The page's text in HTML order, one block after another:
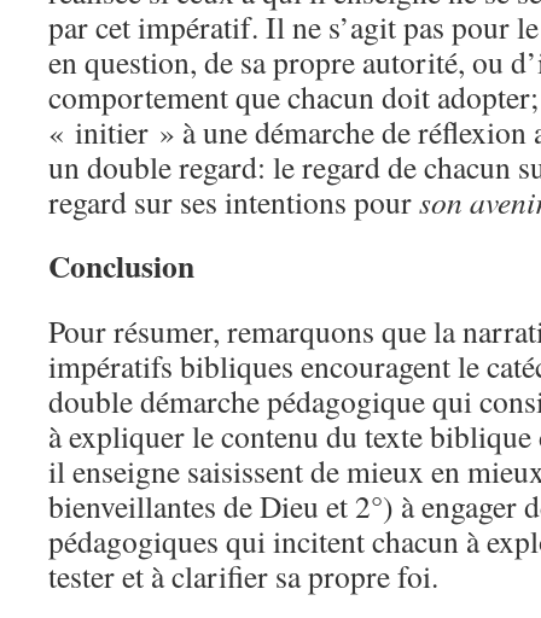
par cet impératif. Il ne s’agit pas pour
en question, de sa propre autorité, ou
comportement que chacun doit
« initier » à une démarche de réflexion
un double regard: le regard de chacun
regard sur ses intentions pourson
Conclusion
Pour résumer, remarquons que la
impératifs bibliques encouragent le
double démarche pédagogique qui
à expliquer le contenu du texte
il enseigne saisissent de mieux en
bienveillantes de Dieu et 2°) à engager
pédagogiques qui incitent chacun à
tester et à clarifier sa propre foi.